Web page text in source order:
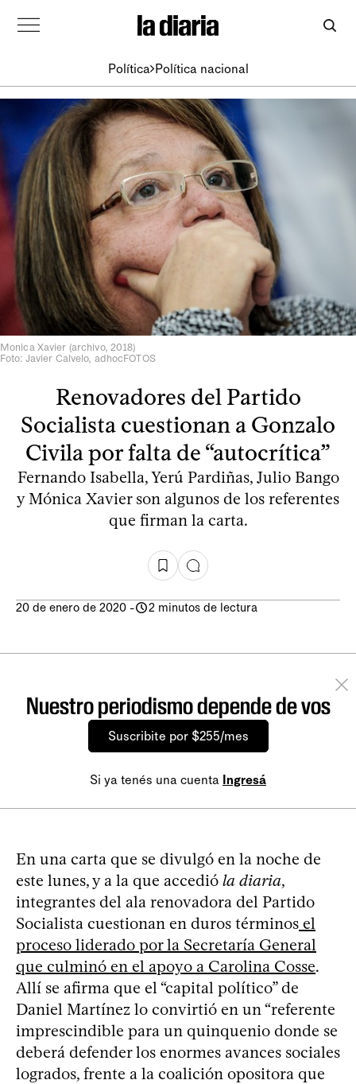
Política Política nacional
Monica Xavier (archivo, 2018)
Foto: Javier Calvelo, adhocFOTOS
Renovadores del Partido
Socialista cuestionan a Gonzalo
Civila por falta de “autocrítica”
Fernando Isabella, Yerú Pardiñas, Julio Bango
y Mónica Xavier son algunos de los referentes
que firman la carta.
20 de enero de 2020 - 2 minutos de lectura
Nuestro periodismo depende de vos
Suscribite por $255/mes
Si ya tenés una cuenta Ingresá
En una carta que se divulgó en la noche de
este lunes, y a la que accedió la diaria,
integrantes del ala renovadora del Partido
Socialista cuestionan en duros términos el
proceso liderado por la Secretaría General
que culminó en el apoyo a Carolina Cosse.
Allí se afirma que el “capital político” de
Daniel Martínez lo convirtió en un “referente
imprescindible para un quinquenio donde se
deberá defender los enormes avances sociales
logrados, frente a la coalición opositora que